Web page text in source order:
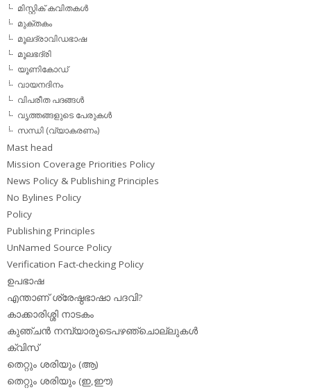
മിസ്റ്റിക് കവിതകള്‍
മുക്തകം
മൂലദ്രാവിഡഭാഷ
മൂലഭദ്രി
യൂണികോഡ്
വായനദിനം
വിപരീത പദങ്ങള്‍
വൃത്തങ്ങളുടെ പേരുകള്‍
സന്ധി (വ്യാകരണം)
Mast head
Mission Coverage Priorities Policy
News Policy & Publishing Principles
No Bylines Policy
Policy
Publishing Principles
UnNamed Source Policy
Verification Fact-checking Policy
ഉപഭാഷ
എന്താണ് ശ്രേഷ്ഠഭാഷാ പദവി?
കാക്കാരിശ്ശി നാടകം
കുഞ്ചന്‍ നമ്പ്യാരുടെപഴഞ്ചൊല്ലുകള്‍
ക്വിസ്
തെറ്റും ശരിയും (ആ)
തെറ്റും ശരിയും (ഇ,ഈ)